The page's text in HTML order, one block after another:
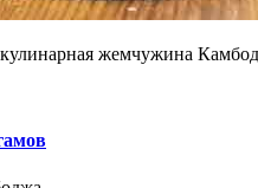
жемчужина